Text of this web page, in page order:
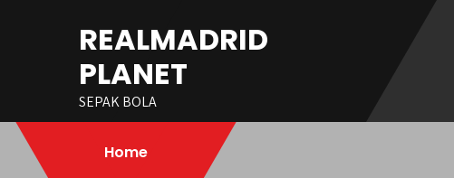
REALMADRID
PLANET
SEPAK BOLA
Home